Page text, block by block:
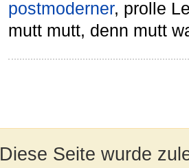
postmoderner, prolle
mutt mutt, denn mutt
Diese Seite wurde